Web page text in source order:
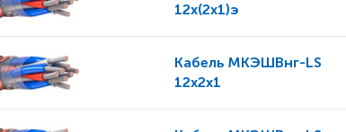
12x(2x1)э
Кабель МКЭШВнг-LS
12x2x1